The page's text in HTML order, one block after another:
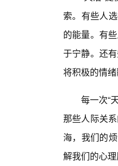
索。有些人
的能量。有
于宁静。还
将积极的情绪
每一次“
那些人际关
海，我们的
解我们的心